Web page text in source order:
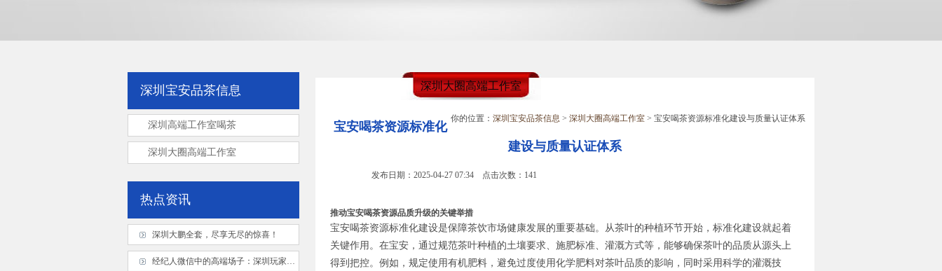
深圳大圈高端工作室
你的位置： 深圳宝安品茶信息 > 深圳大圈高端工作室 > 宝安喝茶资源标准化建设与质量认证体系
宝安喝茶资源标准化
建设与质量认证体系
发布日期：2025-04-27 07:34 点击次数：141
推动宝安喝茶资源品质升级的关键举措
宝安喝茶资源标准化建设是保障茶饮市场健康发展的重要基础。从茶叶的种植环节开始，标准化建设就起着
关键作用。在宝安，通过规范茶叶种植的土壤要求、施肥标准、灌溉方式等，能够确保茶叶的品质从源头上
得到把控。例如，规定使用有机肥料，避免过度使用化学肥料对茶叶品质的影响，同时采用科学的灌溉技
深圳宝安品茶信息
深圳高端工作室喝茶
深圳大圈高端工作室
热点资讯
深圳大鹏全套，尽享无尽的惊喜！
经纪人微信中的高端场子：深圳玩家真实反馈